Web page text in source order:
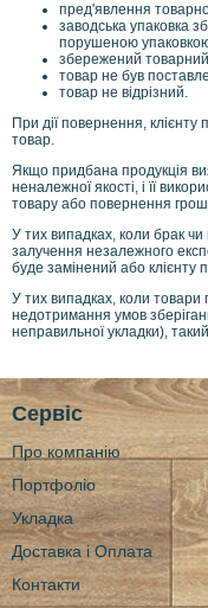
пред'явлення
заводська упаковка
порушеною
збережений товарний
товар не був
товар не відрізний.
При дії повернення,
товар.
Якщо придбана продукція
неналежної якості, і її
товару або повернення
У тих випадках, коли брак
залучення незалежного
буде замінений або клієнту
У тих випадках, коли
недотримання умов
неправильної укладки),
Сервіс
Про компанію
Портфоліо
Укладка
Доставка і Оплата
Контакти